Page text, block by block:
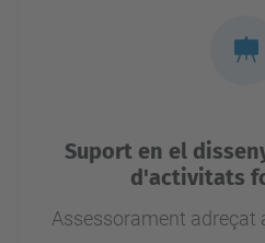
Suport en el
d'activitats
Assessorament adreçat